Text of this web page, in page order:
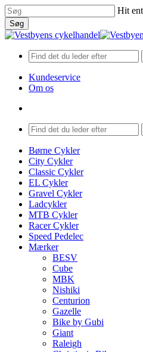
Skip
to
main
content
Hit
Søg
Close
Kundeservice
Om os
Menu
search
Menu
Børne Cykler
City Cykler
Classic Cykler
EL Cykler
Gravel Cykler
Ladcykler
MTB Cykler
Racer Cykler
Speed Pedelec
Mærker
BESV
Cube
MBK
Nishiki
Centurion
Gazelle
Bike by Gubi
Giant
Raleigh